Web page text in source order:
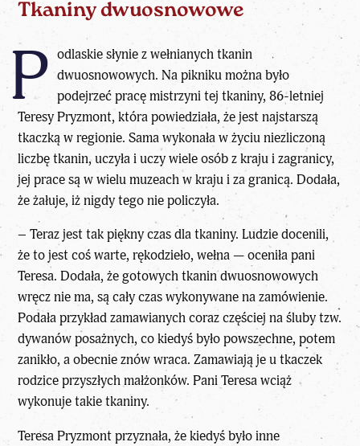
Tkaniny dwuosnowowe
P odlaskie słynie z wełnianych tkanin
dwuosnowowych. Na pikniku można było
podejrzeć pracę mistrzyni tej tkaniny, 86-letniej
Teresy Pryzmont, która powiedziała, że jest najstarszą
tkaczką w regionie. Sama wykonała w życiu niezliczoną
liczbę tkanin, uczyła i uczy wiele osób z kraju i zagranicy,
jej prace są w wielu muzeach w kraju i za granicą. Dodała,
że żałuje, iż nigdy tego nie policzyła.
– Teraz jest tak piękny czas dla tkaniny. Ludzie docenili,
że to jest coś warte, rękodzieło, wełna — oceniła pani
Teresa. Dodała, że gotowych tkanin dwuosnowowych
wręcz nie ma, są cały czas wykonywane na zamówienie.
Podała przykład zamawianych coraz częściej na śluby tzw.
dywanów posażnych, co kiedyś było powszechne, potem
zanikło, a obecnie znów wraca. Zamawiają je u tkaczek
rodzice przyszłych małżonków. Pani Teresa wciąż
wykonuje takie tkaniny.
Teresa Pryzmont przyznała, że kiedyś było inne